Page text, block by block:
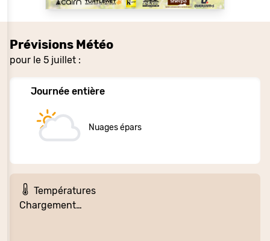
Prévisions Météo
pour le 5 juillet :
Journée entière
Nuages épars
Températures
Chargement…